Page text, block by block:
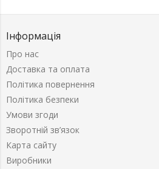
Інформація
Про нас
Доставка та оплата
Політика повернення
Політика безпеки
Умови згоди
Зворотній зв’язок
Карта сайту
Виробники